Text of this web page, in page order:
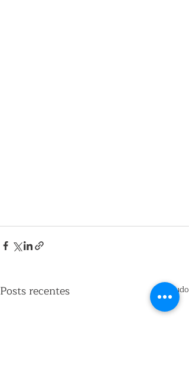
Posts recentes Ver tudo